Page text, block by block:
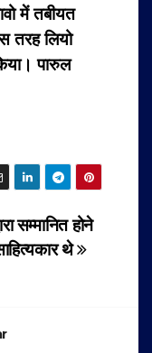
में तबीयत
तरह लियो
पारुल
सम्मानित होने
थे